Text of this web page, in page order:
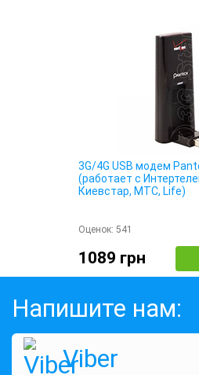
3G/4G USB модем
(работает c
Киевстар, МТС, Life)
Оценок: 541
1089 грн
Напишите нам:
Viber